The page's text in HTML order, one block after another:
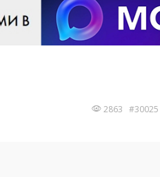
2863 #30025